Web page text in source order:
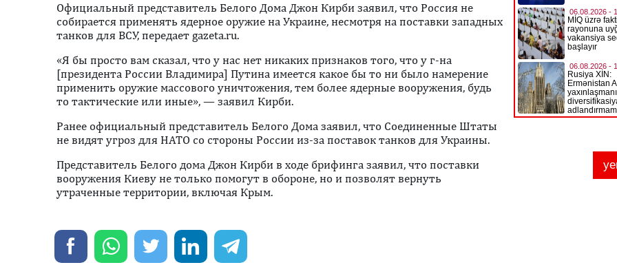
Официальный представитель Белого Дома Джон Кирби заявил, что Россия не
собирается применять ядерное оружие на Украине, несмотря на поставки западных
танков для ВСУ, передает gazeta.ru.
«Я бы просто вам сказал, что у нас нет никаких признаков того, что у г-на
[президента России Владимира] Путина имеется какое бы то ни было намерение
применить оружие массового уничтожения, тем более ядерные вооружения, будь
то тактические или иные», — заявил Кирби.
Ранее официальный представитель Белого Дома заявил, что Соединенные Штаты
не видят угроз для НАТО со стороны России из-за поставок танков для Украины.
Представитель Белого дома Джон Кирби в ходе брифинга заявил, что поставки
вооружения Киеву не только помогут в обороне, но и позволят вернуть
утраченные территории, включая Крым.